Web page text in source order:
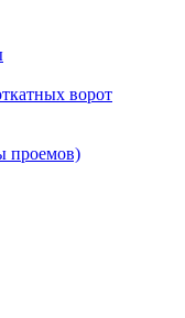
ворот
проемов)